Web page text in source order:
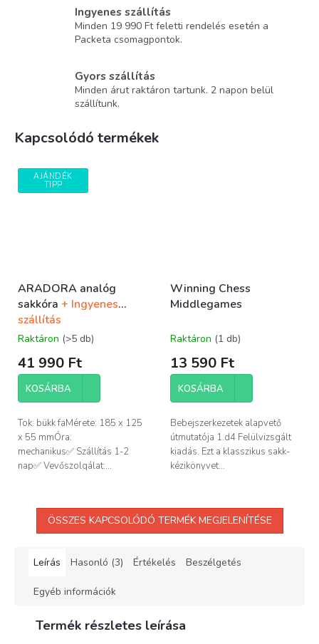
Ingyenes szállítás
Minden 19 990 Ft feletti rendelés esetén a
Packeta csomagpontok.
Gyors szállítás
Minden árut raktáron tartunk. 2 napon belül
szállítunk.
Kapcsolódó termékek
AJÁNDÉK
TIPP
ARADORA analóg
sakkóra + Ingyenes
szállítás
Raktáron (>5 db)
41 990 Ft
KOSÁRBA
Tok: bükk faMérete: 185 x 125
x 55 mmÓra:
mechanikus✅ Szállítás 1-2
nap✅ Vevőszolgálat:...
Winning Chess
Middlegames
Raktáron (1 db)
13 590 Ft
KOSÁRBA
Bebejszerkezetek alapvető
útmutatója 1.d4 Felülvizsgált
kiadás. Ezt a klasszikus sakk-
kézikönyvet...
ÖSSZES KAPCSOLÓDÓ TERMÉK MEGJELENÍTÉSE
Leírás Hasonló (3) Értékelés Beszélgetés
Egyéb információk
Termék részletes leírása